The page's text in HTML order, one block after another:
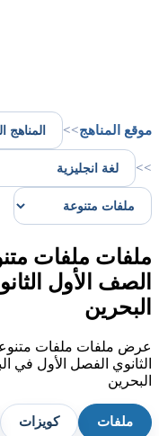
موقع المناهج>>
>>
ملفات ملفات
الصف الأول
البحرين
عرض ملفات ملفات
الثانوي الفصل الأول في
البحرين
ملفات كويزات